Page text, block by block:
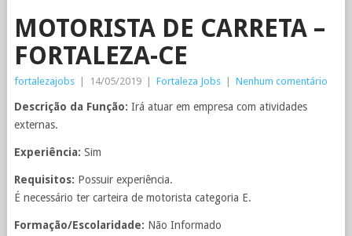
MOTORISTA DE CARRETA –
FORTALEZA-CE
fortalezajobs 14/05/2019 Fortaleza Jobs Nenhum comentário
Descrição da Função: Irá atuar em empresa com atividades
externas.
Experiência: Sim
Requisitos: Possuir experiência.
É necessário ter carteira de motorista categoria E.
Formação/Escolaridade: Não Informado